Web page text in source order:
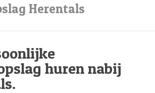
Herentals
huren nabij